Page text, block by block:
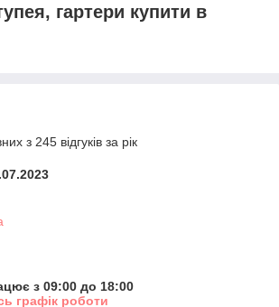
гартери купити в
з 245 відгуків за рік
з 09:00 до 18:00
графік роботи